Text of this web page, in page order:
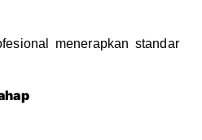
menerapkan standar